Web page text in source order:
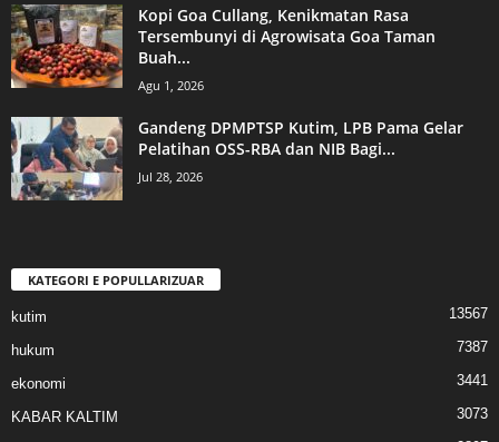
Kopi Goa Cullang, Kenikmatan Rasa
Tersembunyi di Agrowisata Goa Taman
Buah...
Agu 1, 2026
Gandeng DPMPTSP Kutim, LPB Pama Gelar
Pelatihan OSS-RBA dan NIB Bagi...
Jul 28, 2026
KATEGORI E POPULLARIZUAR
kutim 13567
hukum 7387
ekonomi 3441
KABAR KALTIM 3073